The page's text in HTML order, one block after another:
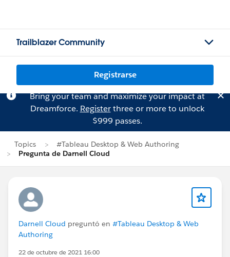
Trailblazer Community
Registrarse
Bring your team and maximize your impact at
Dreamforce. Registerthree or more to unlock
$999 passes.
Topics
#Tableau Desktop & Web Authoring
Pregunta de Darnell Cloud
Darnell Cloud preguntó en #Tableau Desktop & Web
Authoring
22 de octubre de 2021 16:00